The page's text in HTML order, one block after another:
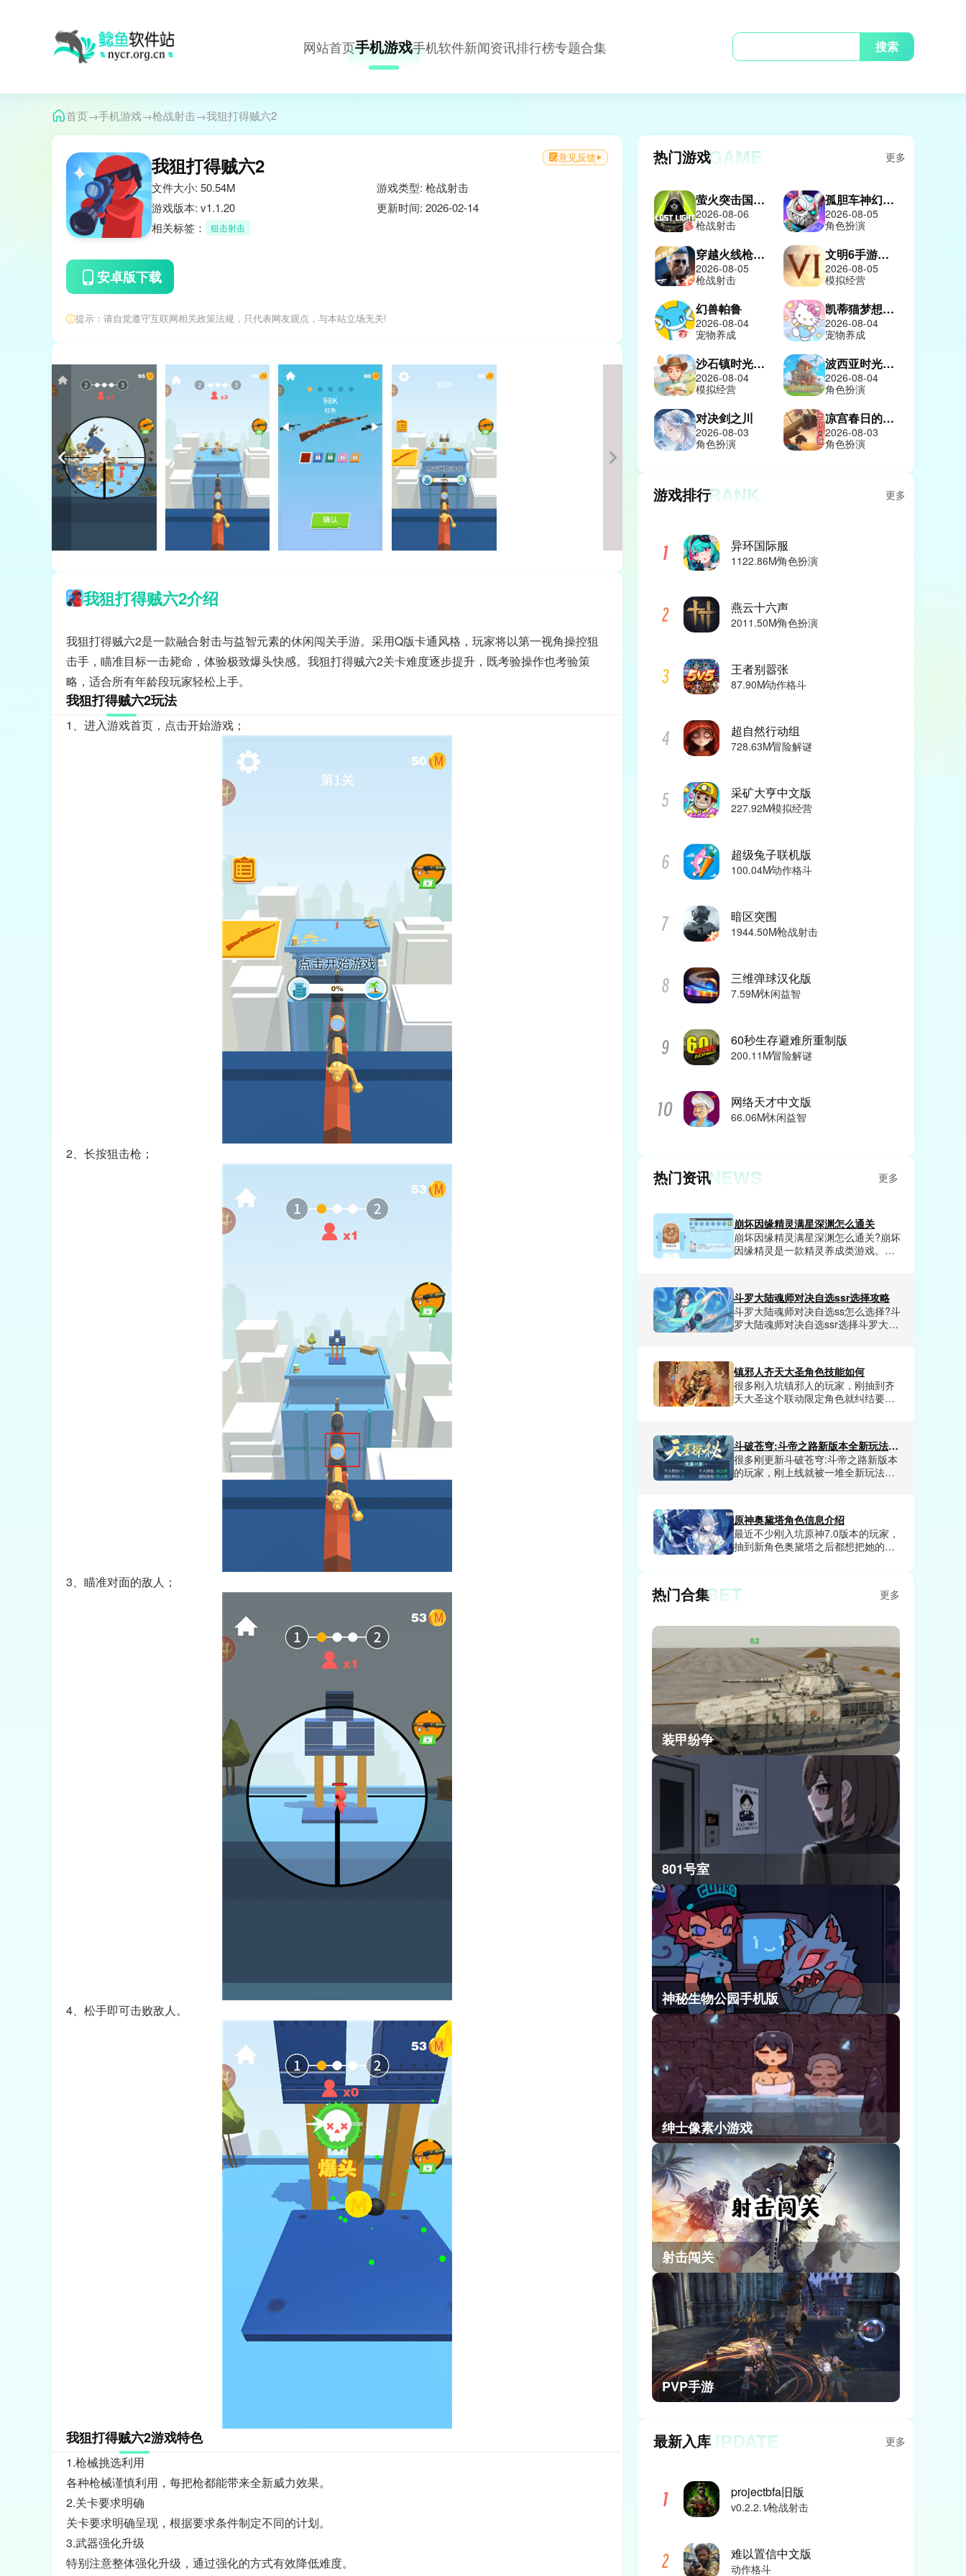
网站首页手机游戏手机软件新闻资讯排行榜专题合集 搜索
首页→手机游戏→枪战射击→我狙打得贼六2
意见反馈
我狙打得贼六2
文件大小: 50.54M
游戏类型: 枪战射击
游戏版本: v1.1.20
更新时间: 2026-02-14
相关标签：
狙击射击
安卓版下载
提示：请自觉遵守互联网相关政策法规，只代表网友观点，与本站立场无关!
我狙打得贼六2介绍
我狙打得贼六2是一款融合射击与益智元素的休闲闯关手游。采用Q版卡通风格，玩家将以第一视角操控狙
击手，瞄准目标一击毙命，体验极致爆头快感。我狙打得贼六2关卡难度逐步提升，既考验操作也考验策
略，适合所有年龄段玩家轻松上手。
我狙打得贼六2玩法
1、进入游戏首页，点击开始游戏；
2、长按狙击枪；
3、瞄准对面的敌人；
4、松手即可击败敌人。
我狙打得贼六2游戏特色
1.枪械挑选利用
各种枪械谨慎利用，每把枪都能带来全新威力效果。
2.关卡要求明确
关卡要求明确呈现，根据要求条件制定不同的计划。
3.武器强化升级
特别注意整体强化升级，通过强化的方式有效降低难度。
热门游戏GAME 更多
萤火突击国际服
2026-08-06
枪战射击
孤胆车神幻影城
2026-08-05
角色扮演
穿越火线枪战王者体验服
2026-08-05
枪战射击
文明6手游中文版
2026-08-05
模拟经营
幻兽帕鲁
2026-08-04
宠物养成
凯蒂猫梦想商店
2026-08-04
宠物养成
沙石镇时光中文版
2026-08-04
模拟经营
波西亚时光手机版
2026-08-04
角色扮演
对决剑之川
2026-08-03
角色扮演
凉宫春日的追忆
2026-08-03
角色扮演
游戏排行RANK 更多
异环国际服
1122.86M角色扮演
燕云十六声
2011.50M角色扮演
王者别嚣张
87.90M动作格斗
超自然行动组
728.63M冒险解谜
采矿大亨中文版
227.92M模拟经营
超级兔子联机版
100.04M动作格斗
暗区突围
1944.50M枪战射击
三维弹球汉化版
7.59M休闲益智
60秒生存避难所重制版
200.11M冒险解谜
网络天才中文版
66.06M休闲益智
热门资讯NEWS 更多
崩坏因缘精灵满星深渊怎么通关
崩坏因缘精灵满星深渊怎么通关?崩坏
因缘精灵是一款精灵养成类游戏。在
和兑换券等等，其中深渊副本算是难
度比较高的副本，迄今为止能够满星
通关的玩家很少，所以这里小编给大
斗罗大陆魂师对决自选ssr选择攻略
斗罗大陆魂师对决自选ss怎么选择?斗
罗大陆魂师对决自选ssr选择斗罗大陆
为大家带来了斗罗大陆魂师对决自选
ssr选择推荐，从控制系，辅助系，强
攻系和敏攻系展开，想选择到最合适
镇邪人齐天大圣角色技能如何
很多刚入坑镇邪人的玩家，刚抽到齐
天大圣这个联动限定角色就纠结要不
的技能强度争议一直没停过。小编把
他全技能的实战细节全测了一遍，今
天就给大家详细讲讲镇邪人齐天大圣
斗破苍穹:斗帝之路新版本全新玩法有哪些
很多刚更新斗破苍穹:斗帝之路新版本
的玩家，刚上线就被一堆全新玩法搞
路，能直接解锁90%的新版本隐藏机
缘，不管是组队秘境还是公平竞技，
都能拿到远超普通玩家的丰厚奖励。
原神奥黛塔角色信息介绍
最近不少刚入坑原神7.0版本的玩家，
抽到新角色奥黛塔之后都想把她的背
要么乱堆资源完全发挥不出她的辅助
料和实测数据整理完毕，从人物背景
到核心玩法都梳理清楚，不管是剧情
党还是强度党都能快速全面了解她，
今天就给大家带来原神奥黛塔的完整
角色信息介绍。
热门合集SET 更多
装甲纷争
801号室
神秘生物公园手机版
绅士像素小游戏
射击闯关
PVP手游
最新入库UPDATE 更多
projectbfa旧版
v0.2.2.1枪战射击
难以置信中文版
动作格斗